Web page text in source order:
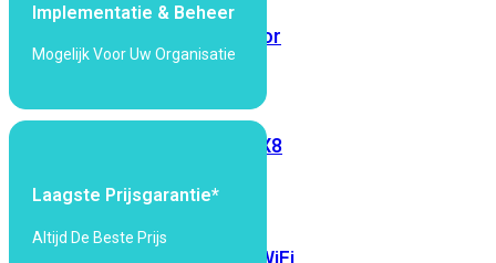
Outdoor
8X8
Alles
FortiWiFi
Implementatie & Beheer
Mogelijk Voor Uw Organisatie
Laagste Prijsgarantie*
Altijd De Beste Prijs